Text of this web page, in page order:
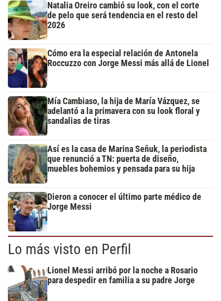
Natalia Oreiro cambió su look, con el corte
de pelo que será tendencia en el resto del
2026
Cómo era la especial relación de Antonela
Roccuzzo con Jorge Messi más allá de Lionel
Mía Cambiaso, la hija de María Vázquez, se
adelantó a la primavera con su look floral y
sandalias de tiras
Así es la casa de Marina Señuk, la periodista
que renunció a TN: puerta de diseño,
muebles bohemios y pensada para su hija
Dieron a conocer el último parte médico de
Jorge Messi
Lo más visto en Perfil
Lionel Messi arribó por la noche a Rosario
para despedir en familia a su padre Jorge